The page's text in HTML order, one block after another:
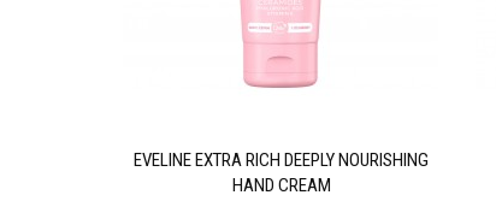
EVELINE EXTRA RICH DEEPLY NOURISHING
HAND CREAM